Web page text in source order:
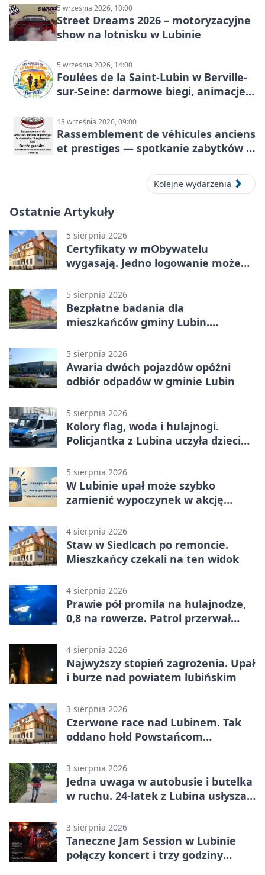
5 września 2026, 10:00
Street Dreams 2026 – motoryzacyjne
show na lotnisku w Lubinie
5 września 2026, 14:00
Foulées de la Saint-Lubin w Berville-
sur-Seine: darmowe biegi, animacje i
13 września 2026, 09:00
Rassemblement de véhicules anciens
et prestiges — spotkanie zabytków i
Kolejne wydarzenia
Ostatnie Artykuły
5 sierpnia 2026
Certyfikaty w mObywatelu
wygasają. Jedno logowanie może
5 sierpnia 2026
Bezpłatne badania dla
mieszkańców gminy Lubin.
5 sierpnia 2026
Awaria dwóch pojazdów opóźni
odbiór odpadów w gminie Lubin
5 sierpnia 2026
Kolory flag, woda i hulajnogi.
Policjantka z Lubina uczyła dzieci
5 sierpnia 2026
W Lubinie upał może szybko
zamienić wypoczynek w akcję
4 sierpnia 2026
Staw w Siedlcach po remoncie.
Mieszkańcy czekali na ten widok
4 sierpnia 2026
Prawie pół promila na hulajnodze,
0,8 na rowerze. Patrol przerwał
4 sierpnia 2026
Najwyższy stopień zagrożenia. Upał
i burze nad powiatem lubińskim
3 sierpnia 2026
Czerwone race nad Lubinem. Tak
oddano hołd Powstańcom
3 sierpnia 2026
Jedna uwaga w autobusie i butelka
w ruchu. 24-latek z Lubina usłyszał
3 sierpnia 2026
Taneczne Jam Session w Lubinie
połączy koncert i trzy godziny